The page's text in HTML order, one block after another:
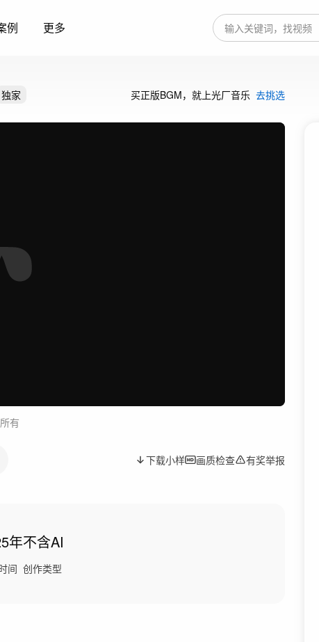
例 更多
独家 买正版BGM，就上光厂音乐 去挑选
有
下载小样 画质检查 有奖举报
年
间
不含AI
创作类型